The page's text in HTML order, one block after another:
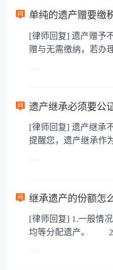
单纯的遗产赠要缴
[律师回复] 遗产赠予不一定要缴税。单纯的遗产
赠与无需缴纳，若办
所得税、契税和公证
要缴纳公证费，具体如下： 1. 公证
3. 印花税：按房屋评估
地增值税：按房价1%缴纳 5. 房屋产权
遗产继承必须要公
[律师回复] 遗产继承不是必须要公证。法律快车
提醒您，遗产继承作
下都是不需要公证的
以防对财产继承发生
公证。
继承遗产的份额怎
[律师回复] 1.一般情况下，同一顺序的各继承人
均等分配遗产。 2.同一顺序继承人继承遗产